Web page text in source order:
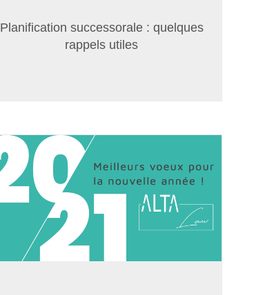
Planification successorale : quelques
rappels utiles